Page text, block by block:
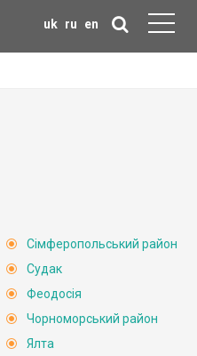
uk ru en
Сімферопольський район
Судак
Феодосія
Чорноморський район
Ялта